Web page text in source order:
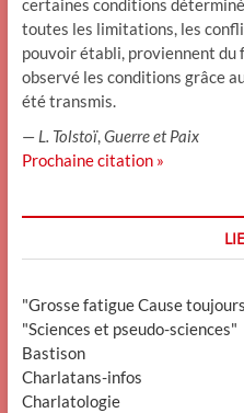
toutes les limitations, les
pouvoir établi, proviennent du
observé les conditions grâce
été transmis.
— L. Tolstoï, Guerre et Paix
Prochaine citation »
"Grosse fatigue Cause
"Sciences et pseudo-sciences"
Bastison
Charlatans-infos
Charlatologie